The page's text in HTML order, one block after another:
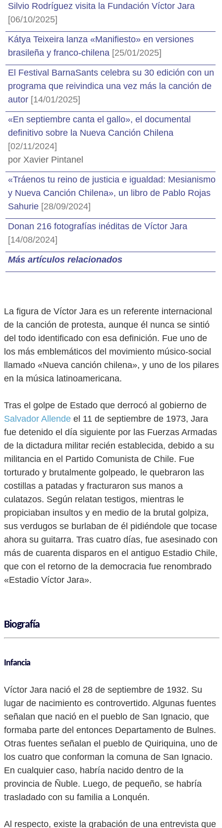
Silvio Rodríguez visita la Fundación Víctor Jara
[06/10/2025]
Kátya Teixeira lanza «Manifiesto» en versiones
brasileña y franco-chilena [25/01/2025]
El Festival BarnaSants celebra su 30 edición con un
programa que reivindica una vez más la canción de
autor [14/01/2025]
«En septiembre canta el gallo», el documental
definitivo sobre la Nueva Canción Chilena
[02/11/2024]
por Xavier Pintanel
«Tráenos tu reino de justicia e igualdad: Mesianismo
y Nueva Canción Chilena», un libro de Pablo Rojas
Sahurie [28/09/2024]
Donan 216 fotografías inéditas de Víctor Jara
[14/08/2024]
Más artículos relacionados
La figura de Víctor Jara es un referente internacional
de la canción de protesta, aunque él nunca se sintió
del todo identificado con esa definición. Fue uno de
los más emblemáticos del movimiento músico-social
llamado «Nueva canción chilena», y uno de los pilares
en la música latinoamericana.
Tras el golpe de Estado que derrocó al gobierno de
Salvador Allende el 11 de septiembre de 1973, Jara
fue detenido el día siguiente por las Fuerzas Armadas
de la dictadura militar recién establecida, debido a su
militancia en el Partido Comunista de Chile. Fue
torturado y brutalmente golpeado, le quebraron las
costillas a patadas y fracturaron sus manos a
culatazos. Según relatan testigos, mientras le
propiciaban insultos y en medio de la brutal golpiza,
sus verdugos se burlaban de él pidiéndole que tocase
ahora su guitarra. Tras cuatro días, fue asesinado con
más de cuarenta disparos en el antiguo Estadio Chile,
que con el retorno de la democracia fue renombrado
«Estadio Víctor Jara».
Biografía
Infancia
Víctor Jara nació el 28 de septiembre de 1932. Su
lugar de nacimiento es controvertido. Algunas fuentes
señalan que nació en el pueblo de San Ignacio, que
formaba parte del entonces Departamento de Bulnes.
Otras fuentes señalan el pueblo de Quiriquina, uno de
los cuatro que conforman la comuna de San Ignacio.
En cualquier caso, habría nacido dentro de la
provincia de Ñuble. Luego, de pequeño, se habría
trasladado con su familia a Lonquén.
Al respecto, existe la grabación de una entrevista que